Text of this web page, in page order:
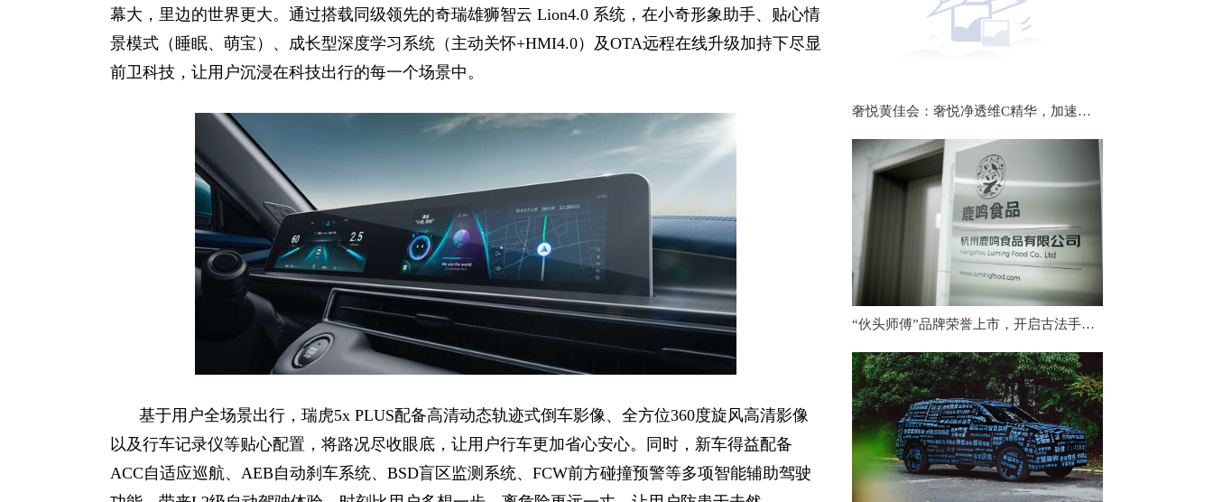
幕大，里边的世界更大。通过搭载同级领先的奇瑞雄狮智云 Lion4.0 系统，在小奇形象助手、贴心情
景模式（睡眠、萌宝）、成长型深度学习系统（主动关怀+HMI4.0）及OTA远程在线升级加持下尽显
前卫科技，让用户沉浸在科技出行的每一个场景中。
基于用户全场景出行，瑞虎5x PLUS配备高清动态轨迹式倒车影像、全方位360度旋风高清影像
以及行车记录仪等贴心配置，将路况尽收眼底，让用户行车更加省心安心。同时，新车得益配备
ACC自适应巡航、AEB自动刹车系统、BSD盲区监测系统、FCW前方碰撞预警等多项智能辅助驾驶
奢悦黄佳会：奢悦净透维C精华，加速提亮美肤，用实力说话！
“伙头师傅”品牌荣誉上市，开启古法手工匠心小吃味道传承